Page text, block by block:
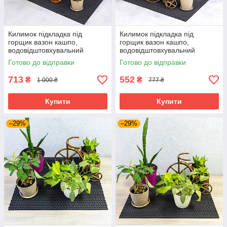
Килимок підкладка під
горщик вазон кашпо,
водовідштовхувальний
грязезахисний OSPORT
100х60 см (R-00046) Чорний
Готово до відправки
713 ₴ 1 000 ₴
Купити
Килимок підкладка під
горщик вазон кашпо,
водовідштовхувальний
грязезахисний OSPORT
80х60 см (R-00047) Чорний
Готово до відправки
552 ₴ 777 ₴
Купити
–29% –29%